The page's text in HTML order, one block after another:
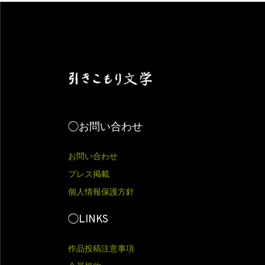
◯お問い合わせ
お問い合わせ
プレス掲載
個人情報保護方針
◯LINKS
作品投稿注意事項